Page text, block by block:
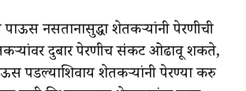
नसतानासुद्धा शेतकऱ्यांनी पेरणीची
दुबार पेरणीच संकट ओढावू शकते,
पडल्याशिवाय शेतकऱ्यांनी पेरण्या करु